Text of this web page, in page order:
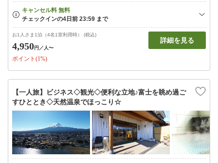
お1人さま1泊（4名1室利用時） (税込)
4,950円 ／人〜
ポイント(1%)
詳細を見る
【一人旅】ビジネス◇観光◇便利な立地♪富士を眺め過ご
すひととき◇天然温泉でほっこり☆